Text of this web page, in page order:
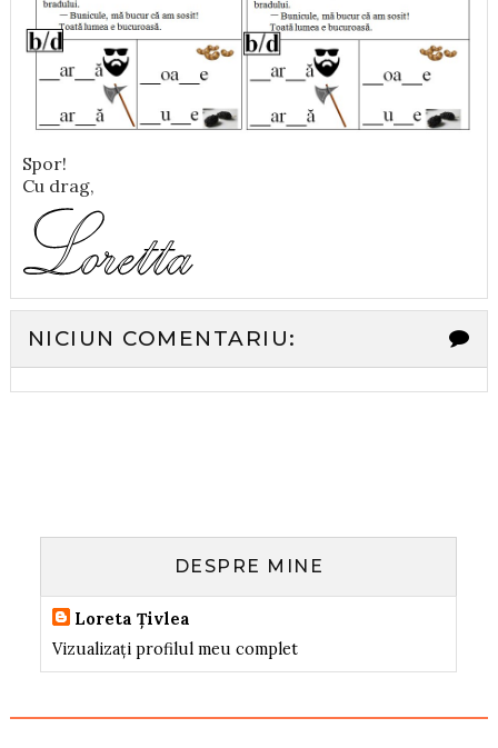
Spor!
Cu drag,
NICIUN COMENTARIU:
DESPRE MINE
Loreta Țivlea
Vizualizați profilul meu complet